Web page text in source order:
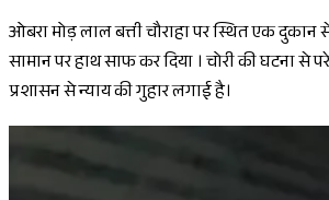
ओबरा मोड़ लाल बत्ती चौराहा पर स्थित एक दुकान
सामान पर हाथ साफ कर दिया । चोरी की घटना से
प्रशासन से न्याय की गुहार लगाई है।